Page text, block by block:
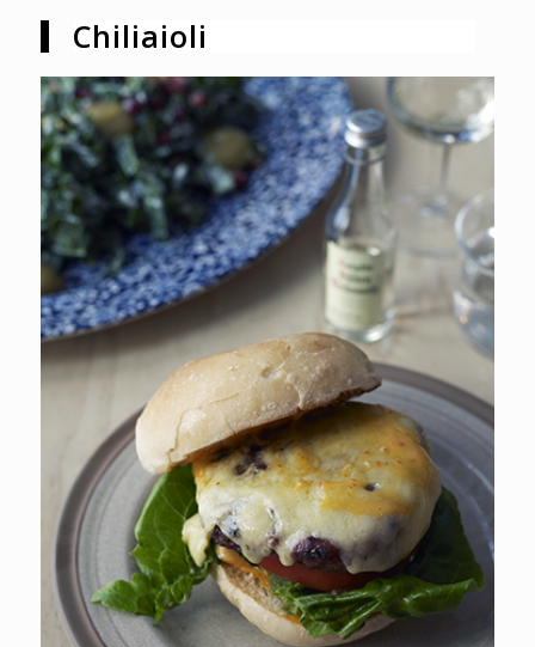
Chiliaioli